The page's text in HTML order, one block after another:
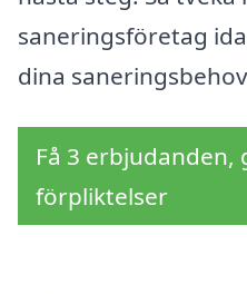
saneringsföretag
dina
Få 3 erbjudanden,
förpliktelser